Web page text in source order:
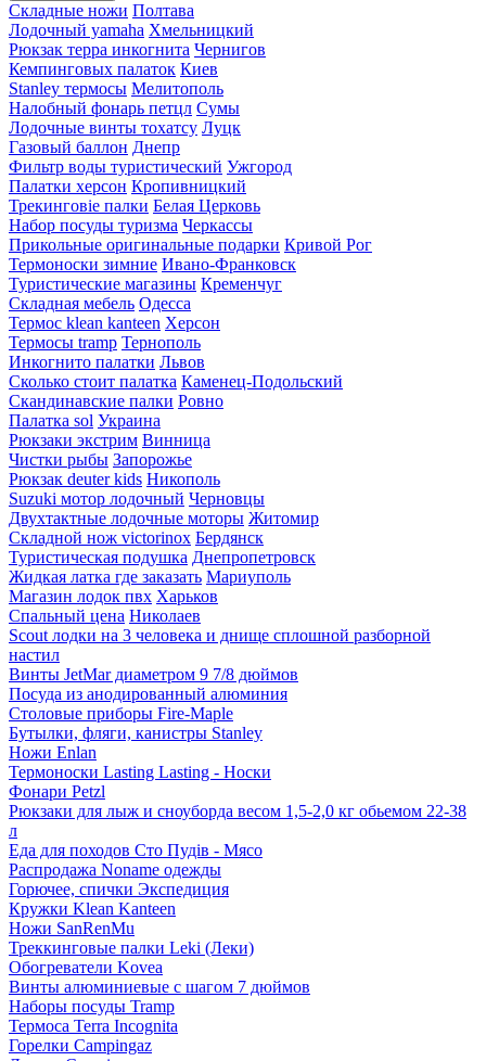
Складные ножи Полтава
Лодочный yamaha Хмельницкий
Рюкзак терра инкогнита Чернигов
Кемпинговых палаток Киев
Stanley термосы Мелитополь
Налобный фонарь петцл Сумы
Лодочные винты тохатсу Луцк
Газовый баллон Днепр
Фильтр воды туристический Ужгород
Палатки херсон Кропивницкий
Трекинговіе палки Белая Церковь
Набор посуды туризма Черкассы
Прикольные оригинальные подарки Кривой Рог
Термоноски зимние Ивано-Франковск
Туристические магазины Кременчуг
Складная мебель Одесса
Термос klean kanteen Херсон
Термосы tramp Тернополь
Инкогнито палатки Львов
Сколько стоит палатка Каменец-Подольский
Скандинавские палки Ровно
Палатка sol Украина
Рюкзаки экстрим Винница
Чистки рыбы Запорожье
Рюкзак deuter kids Никополь
Suzuki мотор лодочный Черновцы
Двухтактные лодочные моторы Житомир
Складной нож victorinox Бердянск
Туристическая подушка Днепропетровск
Жидкая латка где заказать Мариуполь
Магазин лодок пвх Харьков
Спальный цена Николаев
Scout лодки на 3 человека и днище сплошной разборной
настил
Винты JetMar диаметром 9 7/8 дюймов
Посуда из анодированный алюминия
Столовые приборы Fire-Maple
Бутылки, фляги, канистры Stanley
Ножи Enlan
Термоноски Lasting Lasting - Носки
Фонари Petzl
Рюкзаки для лыж и сноуборда весом 1,5-2,0 кг обьемом 22-38
л
Еда для походов Сто Пудів - Мясо
Распродажа Noname одежды
Горючее, спички Экспедиция
Кружки Klean Kanteen
Ножи SanRenMu
Треккинговые палки Leki (Леки)
Обогреватели Kovea
Винты алюминиевые с шагом 7 дюймов
Наборы посуды Tramp
Термоса Terra Incognita
Горелки Campingaz